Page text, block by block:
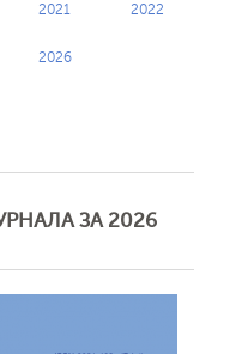
2021 2022
2026
ЗА 2026